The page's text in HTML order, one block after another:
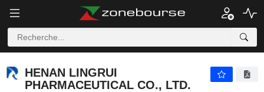
HENAN LINGRUI
PHARMACEUTICAL CO., LTD.